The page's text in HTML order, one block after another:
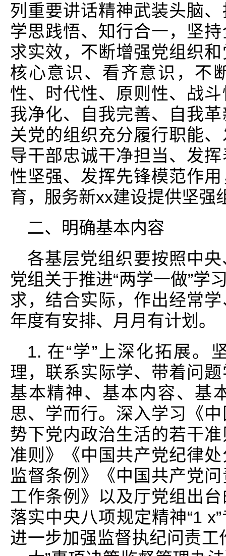
列重要讲话精神武装头脑
学思践悟、知行合一，坚
求实效，不断增强党组织
核心意识、看齐意识，不
性、时代性、原则性、战
我净化、自我完善、自我
关党的组织充分履行职能
导干部忠诚干净担当、发
性坚强、发挥先锋模范作
育，服务新xx建设提供坚强
二、明确基本内容
各基层党组织要按照中
党组关于推进“两学一做”学
求，结合实际，作出经常
年度有安排、月月有计划。
1. 在“学”上深化拓展。
理，联系实际学、带着问
基本精神、基本内容、基
思、学而行。深入学习《
势下党内政治生活的若干
准则》《中国共产党纪律
监督条例》《中国共产党
工作条例》以及厅党组出
落实中央八项规定精神“1
进一步加强监督执纪问责工